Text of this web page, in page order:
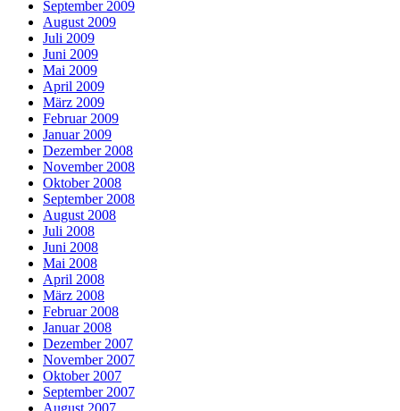
September 2009
August 2009
Juli 2009
Juni 2009
Mai 2009
April 2009
März 2009
Februar 2009
Januar 2009
Dezember 2008
November 2008
Oktober 2008
September 2008
August 2008
Juli 2008
Juni 2008
Mai 2008
April 2008
März 2008
Februar 2008
Januar 2008
Dezember 2007
November 2007
Oktober 2007
September 2007